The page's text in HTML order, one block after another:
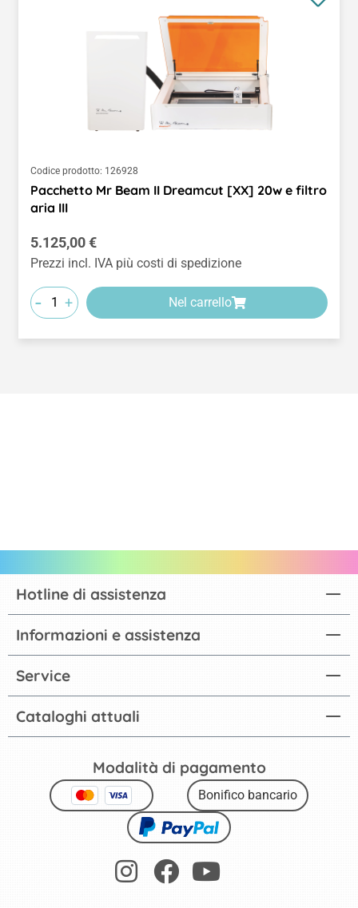
Codice prodotto: 126928
Pacchetto Mr Beam II Dreamcut [XX] 20w e filtro
aria III
Prezzo normale:
5.125,00 €
Prezzi incl. IVA più costi di spedizione
- + Nel carrello
Cataloghi attuali
Hotline di assistenza
Informazioni e assistenza
Service
Modalità di pagamento
Bonifico bancario